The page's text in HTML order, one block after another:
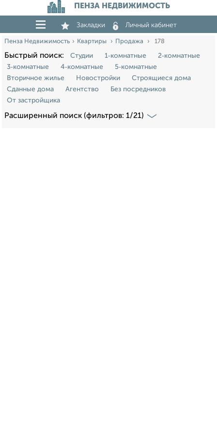
ПЕНЗА НЕДВИЖИМОСТЬ
Закладки Личный кабинет
Пенза Недвижимость Квартиры Продажа 178
Быстрый поиск: Студии 1‑комнатные
2‑комнатные
3‑комнатные
4‑комнатные
5‑комнатные
Вторичное жилье
Новостройки
Строящиеся дома
Сданные дома
Агентство
Без посредников
От застройщика
Расширенный поиск (фильтров: 1/21)